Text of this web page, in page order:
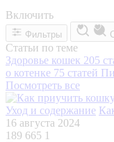
Включить
Фильтры
Статьи по теме
Здоровье кошек 205
о котенке 75 статей
Посмотреть все
Уход и содержание
16 августа 2024
189 665 1